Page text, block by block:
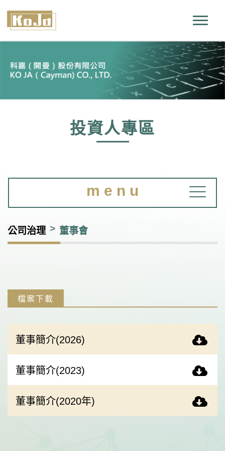
投資人專區
m e n u
公司治理 董事會
檔案下載
董事簡介(2026)
董事簡介(2023)
董事簡介(2020年)